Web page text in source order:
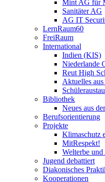
Mint AG für
Sanitäter AG
AG IT
LernRaum60
FreiRaum
International
Indien (KIS)
Niederlande
Reut High
Aktuelles aus
Bibliothek
Neues aus
Berufsorientierung
Projekte
Klimaschutz
MitRespekt!
Welterbe
Jugend debattiert
Diakonisches
Kooperationen